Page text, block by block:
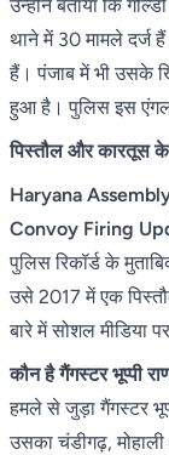
उन्होंने बताया कि
थाने में 30 मामले दर्ज
हैं। पंजाब में भी उसके
हुआ है। पुलिस इस
पिस्तौल और कारतूस के
Haryana
Convoy Firing
पुलिस रिकॉर्ड के
उसे 2017 में एक
बारे में सोशल मीडिया
कौन है गैंगस्टर भूप्पी
हमले से जुड़ा गैंगस्टर
उसका चंडीगढ़,